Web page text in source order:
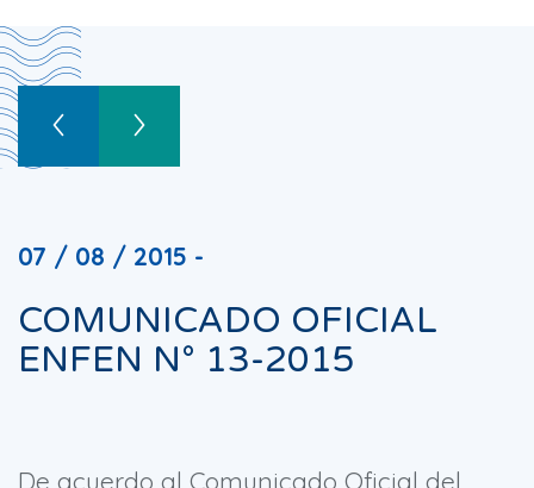
07 / 08 / 2015 -
COMUNICADO OFICIAL
ENFEN N° 13-2015
De acuerdo al Comunicado Oficial del